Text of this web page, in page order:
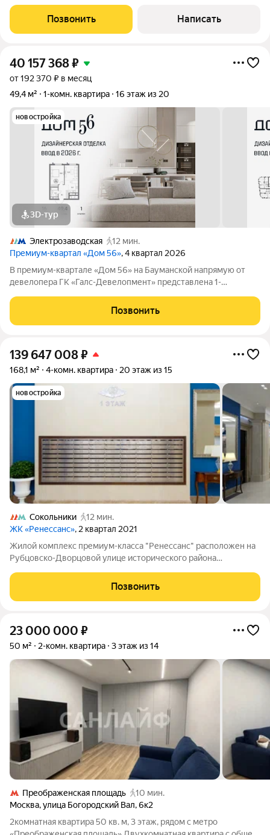
в месяц. Кратко об объекте Современные полностью
укомплектованные апартаменты с
Позвонить Написать
40 157 368₽
от 192 370 ₽ в месяц
49,4 м²
1-комн. квартира 16 этаж из 20
новостройка
3D-тур
Электрозаводская
12 мин.
Премиум-квартал «Дом 56», 4 квартал 2026
В премиум-квартале «Дом 56» на Бауманской напрямую от
девелопера ГК «Галс-Девелопмент» представлена 1-
Квартира с качественной отделкой в одном из двух вариантов
- Smart White и Casual Grey.
Позвонить
139 647 008₽
168,1 м² 4-комн. квартира 20 этаж из 15
новостройка
Сокольники
12 мин.
ЖК «Ренессанс», 2 квартал 2021
Жилой комплекс премиум-класса "Ренессанс" расположен на
Рубцовско-Дворцовой улице исторического района
"Сокольники", где круглый год можно прекрасно проводить
время всей семьей. Квартиры продаются
Позвонить
23 000 000 ₽
50 м² 2-комн. квартира 3 этаж из 14
Преображенская площадь
10 мин.
Москва,улица Богородский Вал,6к2
2комнатная квартира 50 кв. м, 3 этаж, рядом с метро